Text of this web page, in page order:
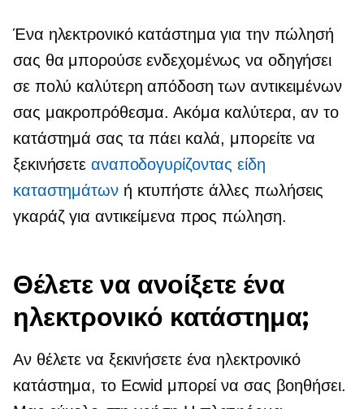
Ένα ηλεκτρονικό κατάστημα για την πώλησή
σας θα μπορούσε ενδεχομένως να οδηγήσει
σε πολύ καλύτερη απόδοση των αντικειμένων
σας μακροπρόθεσμα. Ακόμα καλύτερα, αν το
κατάστημά σας τα πάει καλά, μπορείτε να
ξεκινήσετε αναποδογυρίζοντας είδη
καταστημάτωνή κτυπήστε άλλες πωλήσεις
γκαράζ για αντικείμενα προς πώληση.
Θέλετε να ανοίξετε ένα
ηλεκτρονικό κατάστημα;
Αν θέλετε να ξεκινήσετε ένα ηλεκτρονικό
κατάστημα, το Ecwid μπορεί να σας βοηθήσει.